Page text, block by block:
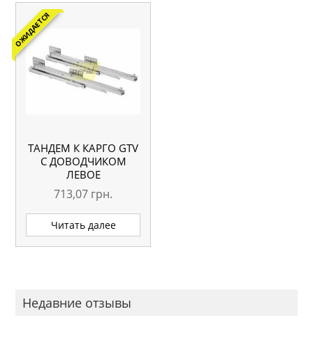
ОЖИДАЕТСЯ
ТАНДЕМ К КАРГО GTV
С ДОВОДЧИКОМ
ЛЕВОЕ
713,07 грн.
Читать далее
Недавние отзывы